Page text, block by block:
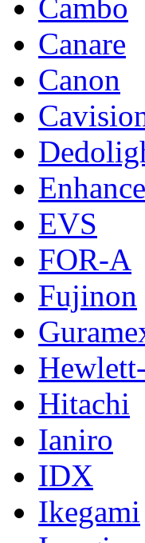
Cambo
Canare
Canon
EVS
FOR-A
Fujinon
Hitachi
Ianiro
IDX
Ikegami